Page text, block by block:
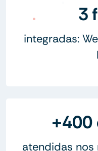
3
integradas:
+400
atendidas nos